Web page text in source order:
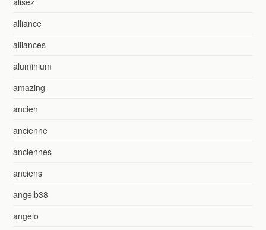
alliance
alliances
aluminium
amazing
ancien
ancienne
anciennes
anciens
angelb38
angelo